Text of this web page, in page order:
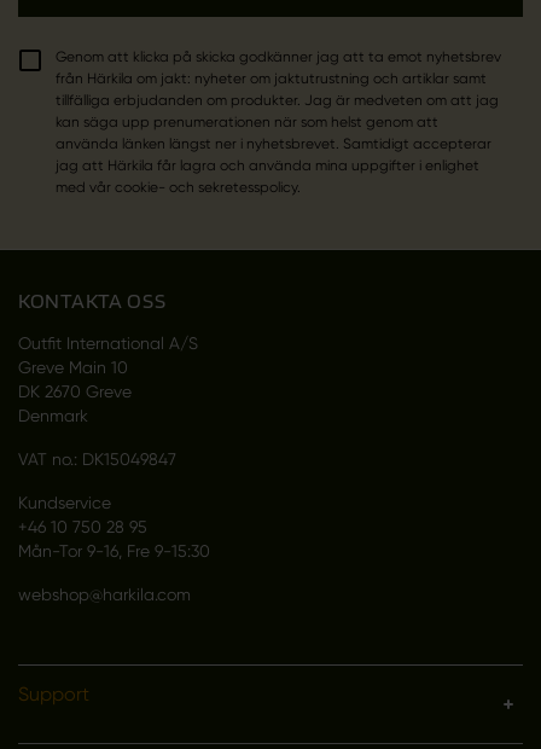
Genom att klicka på skicka godkänner jag att ta emot nyhetsbrev
från Härkila om jakt: nyheter om jaktutrustning och artiklar samt
tillfälliga erbjudanden om produkter. Jag är medveten om att jag
kan säga upp prenumerationen när som helst genom att
använda länken längst ner i nyhetsbrevet. Samtidigt accepterar
jag att Härkila får lagra och använda mina uppgifter i enlighet
med vår cookie- och sekretesspolicy.
KONTAKTA OSS
Outfit International A/S
Greve Main 10
DK 2670 Greve
Denmark
VAT no.: DK15049847
Kundservice
+46 10 750 28 95
Mån-Tor 9-16, Fre 9-15:30
webshop@harkila.com
Support